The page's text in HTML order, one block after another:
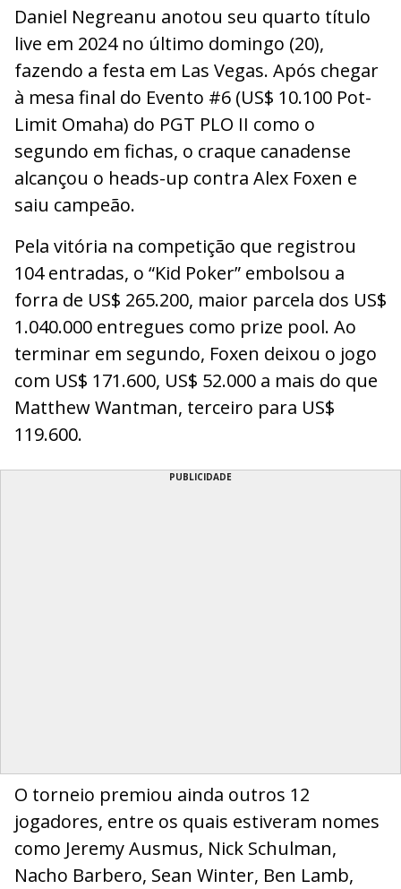
Daniel Negreanu anotou seu quarto título
live em 2024 no último domingo (20),
fazendo a festa em Las Vegas. Após chegar
à mesa final do Evento #6 (US$ 10.100 Pot-
Limit Omaha) do PGT PLO II como o
segundo em fichas, o craque canadense
alcançou o heads-up contra Alex Foxen e
saiu campeão.
Pela vitória na competição que registrou
104 entradas, o “Kid Poker” embolsou a
forra de US$ 265.200, maior parcela dos US$
1.040.000 entregues como prize pool. Ao
terminar em segundo, Foxen deixou o jogo
com US$ 171.600, US$ 52.000 a mais do que
Matthew Wantman, terceiro para US$
119.600.
PUBLICIDADE
O torneio premiou ainda outros 12
jogadores, entre os quais estiveram nomes
como Jeremy Ausmus, Nick Schulman,
Nacho Barbero, Sean Winter, Ben Lamb,